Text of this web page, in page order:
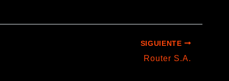
SIGUIENTE
Router S.A.